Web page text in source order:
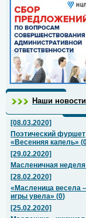
Наши новости
[08.03.2020]
Поэтический фуршет
«Весенняя капель» (
[29.02.2020]
Масленичная неделя
[28.02.2020]
«Масленица весела
игры увела» (0)
[25.02.2020]